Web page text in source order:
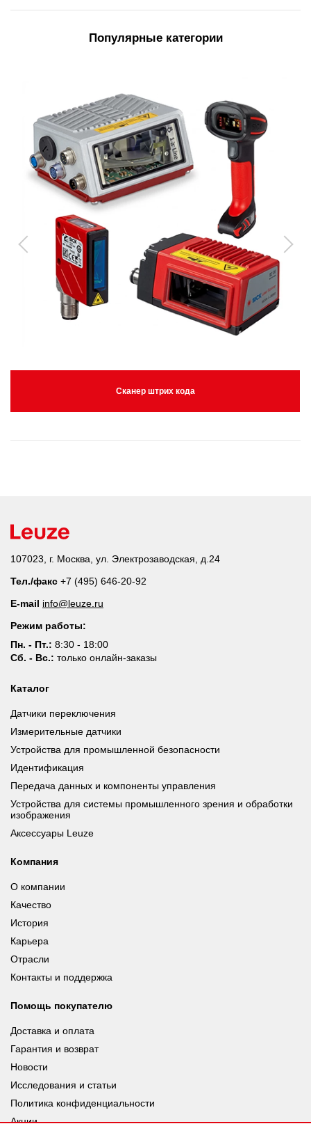
Популярные категории
Сканер штрих кода
107023, г. Москва, ул. Электрозаводская, д.24
Тел./факс +7 (495) 646-20-92
E-mail info@leuze.ru
Режим работы:
Пн. - Пт.: 8:30 - 18:00
Сб. - Вс.: только онлайн-заказы
Каталог
Датчики переключения
Измерительные датчики
Устройства для промышленной безопасности
Идентификация
Передача данных и компоненты управления
Устройства для системы промышленного зрения и обработки
изображения
Аксессуары Leuze
Компания
О компании
Качество
История
Карьера
Отрасли
Контакты и поддержка
Помощь покупателю
Доставка и оплата
Гарантия и возврат
Новости
Исследования и статьи
Политика конфиденциальности
Акции